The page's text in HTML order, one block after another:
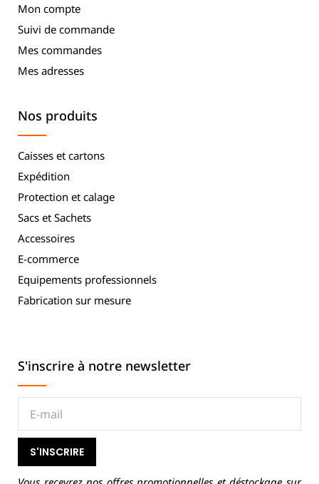
Mon compte
Suivi de commande
Mes commandes
Mes adresses
Nos produits
Caisses et cartons
Expédition
Protection et calage
Sacs et Sachets
Accessoires
E-commerce
Equipements professionnels
Fabrication sur mesure
S'inscrire à notre newsletter
S'INSCRIRE